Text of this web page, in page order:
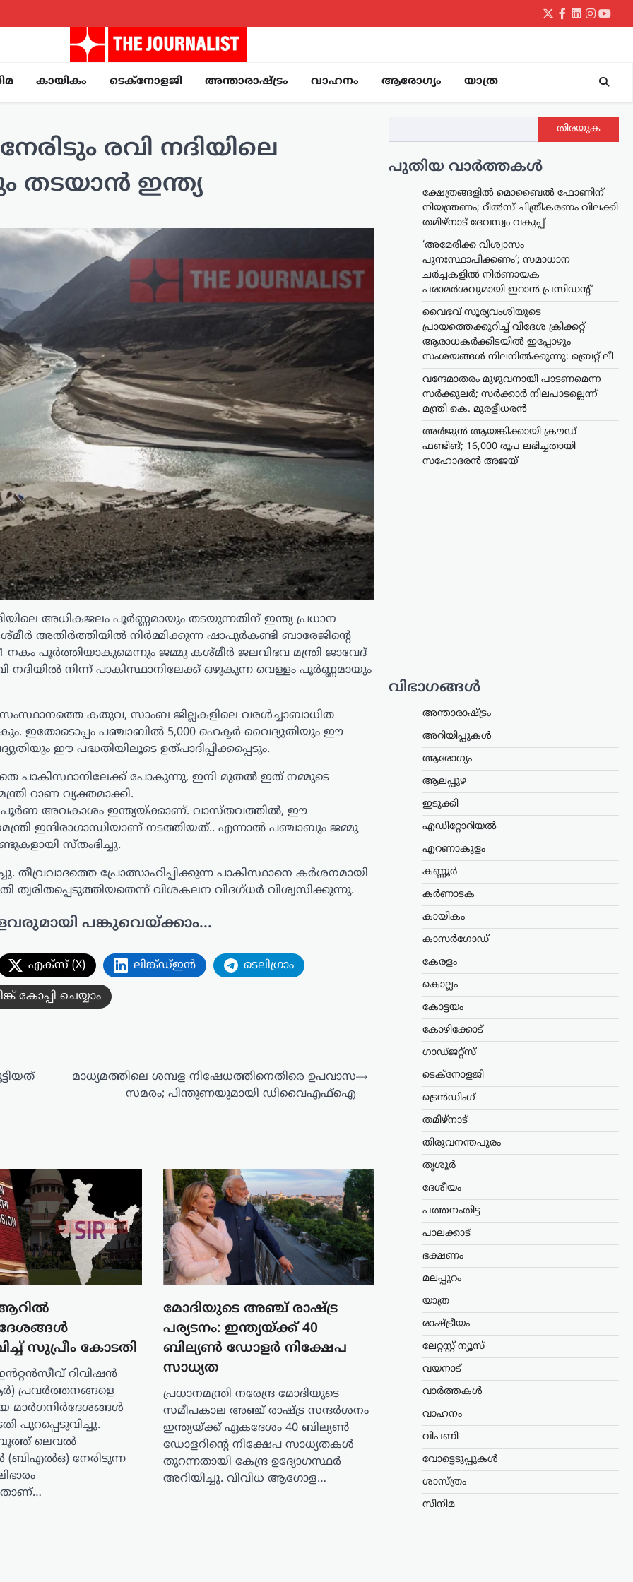
Twitter
Facebook
LinkedIn
കായികം ടെക്നോളജി അന്താരാഷ്ട്രം വാഹനം ആരോഗ്യം യാത്ര
രവി നദിയിലെ
തടയാൻ ഇന്ത്യ
അധികജലം പൂർണ്ണമായും തടയുന്നതിന് ഇന്ത്യ പ്രധാന
അതിർത്തിയിൽ നിർമ്മിക്കുന്ന ഷാപുർകണ്ടി ബാരേജിന്റെ
നകം പൂർത്തിയാകുമെന്നും ജമ്മു കശ്മീർ ജലവിഭവ മന്ത്രി ജാവേദ്
നദിയിൽ നിന്ന് പാകിസ്ഥാനിലേക്ക് ഒഴുകുന്ന വെള്ളം പൂർണ്ണമായും
കതുവ, സാംബ ജില്ലകളിലെ വരൾച്ചാബാധിത
ഇതോടൊപ്പം പഞ്ചാബിൽ 5,000 ഹെക്ടർ വൈദ്യുതിയും ഈ
ഈ പദ്ധതിയിലൂടെ ഉത്പാദിപ്പിക്കപ്പെടും.
പാകിസ്ഥാനിലേക്ക് പോകുന്നു, ഇനി മുതൽ ഇത് നമ്മുടെ
റാണ വ്യക്തമാക്കി.
പൂർണ അവകാശം ഇന്ത്യയ്ക്കാണ്. വാസ്തവത്തിൽ, ഈ
ഇന്ദിരാഗാന്ധിയാണ് നടത്തിയത്.. എന്നാൽ പഞ്ചാബും ജമ്മു
സ്തംഭിച്ചു.
തീവ്രവാദത്തെ പ്രോത്സാഹിപ്പിക്കുന്ന പാകിസ്ഥാനെ കർശനമായി
ത്വരിതപ്പെടുത്തിയതെന്ന് വിശകലന വിദഗ്ധർ വിശ്വസിക്കുന്നു.
പങ്കുവെയ്ക്കാം...
എക്സ് (X) ലിങ്ക്ഡ്ഇൻ ടെലിഗ്രാം
കോപ്പി ചെയ്യാം
മാധ്യമത്തിലെ ശമ്പള നിഷേധത്തിനെതിരെ ഉപവാസ
സമരം; പിന്തുണയുമായി ഡിവൈഎഫ്ഐ
⟶
സുപ്രീം കോടതി
റിവിഷൻ
മാർഗനിർദേശങ്ങൾ
പുറപ്പെടുവിച്ചു.
ബൂത്ത് ലെവൽ
(ബിഎൽഒ) നേരിടുന്ന
മോദിയുടെ അഞ്ച് രാഷ്ട്ര
പര്യടനം: ഇന്ത്യയ്ക്ക് 40
ബില്യൺ ഡോളർ നിക്ഷേപ
സാധ്യത
പ്രധാനമന്ത്രി നരേന്ദ്ര മോദിയുടെ
സമീപകാല അഞ്ച് രാഷ്ട്ര സന്ദർശനം
ഇന്ത്യയ്ക്ക് ഏകദേശം 40 ബില്യൺ
ഡോളറിന്റെ നിക്ഷേപ സാധ്യതകൾ
തുറന്നതായി കേന്ദ്ര ഉദ്യോഗസ്ഥർ
അറിയിച്ചു. വിവിധ ആഗോള…
തിരയുക
പുതിയ വാർത്തകൾ
ക്ഷേത്രങ്ങളിൽ മൊബൈൽ ഫോണിന്
നിയന്ത്രണം; റീൽസ് ചിത്രീകരണം വിലക്കി
തമിഴ്നാട് ദേവസ്വം വകുപ്പ്
‘അമേരിക്ക വിശ്വാസം
പുനഃസ്ഥാപിക്കണം’; സമാധാന
ചർച്ചകളിൽ നിർണായക
പരാമർശവുമായി ഇറാൻ പ്രസിഡന്റ്
വൈഭവ് സൂര്യവംശിയുടെ
പ്രായത്തെക്കുറിച്ച് വിദേശ ക്രിക്കറ്റ്
ആരാധകർക്കിടയിൽ ഇപ്പോഴും
സംശയങ്ങൾ നിലനിൽക്കുന്നു: ബ്രെറ്റ് ലീ
വന്ദേമാതരം മുഴുവനായി പാടണമെന്ന
സർക്കുലർ; സർക്കാർ നിലപാടല്ലെന്ന്
മന്ത്രി കെ. മുരളീധരൻ
അർജുൻ ആയങ്കിക്കായി ക്രൗഡ്
ഫണ്ടിങ്; 16,000 രൂപ ലഭിച്ചതായി
സഹോദരൻ അജയ്
വിഭാഗങ്ങൾ
അന്താരാഷ്ട്രം
അറിയിപ്പുകൾ
ആരോഗ്യം
ആലപ്പുഴ
ഇടുക്കി
എഡിറ്റോറിയൽ
എറണാകുളം
കണ്ണൂർ
കർണാടക
കായികം
കാസർഗോഡ്
കേരളം
കൊല്ലം
കോട്ടയം
കോഴിക്കോട്
ഗാഡ്ജറ്റ്സ്
ടെക്നോളജി
ട്രെൻഡിംഗ്
തമിഴ്നാട്
തിരുവനന്തപുരം
തൃശൂർ
ദേശീയം
പത്തനംതിട്ട
പാലക്കാട്
ഭക്ഷണം
മലപ്പുറം
യാത്ര
രാഷ്ട്രീയം
ലേറ്റസ്റ്റ് ന്യൂസ്
വയനാട്
വാർത്തകൾ
വാഹനം
വിപണി
വോട്ടെടുപ്പുകൾ
ശാസ്ത്രം
സിനിമ